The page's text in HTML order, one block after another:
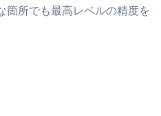
箇所でも最高レベルの精度を